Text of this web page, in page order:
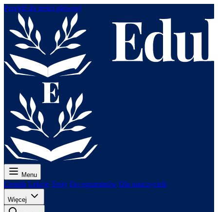
Przejdź do treści głównej
Menu
Cennik Lekcje Testy Do egzaminów Dla nauczycieli
Więcej